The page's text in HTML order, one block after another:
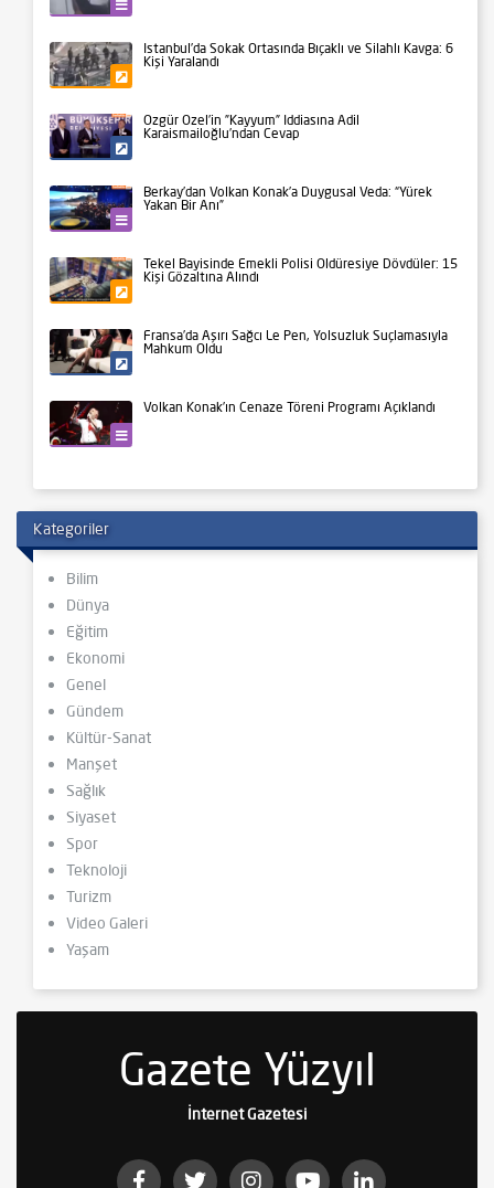
İstanbul’da Sokak Ortasında Bıçaklı ve Silahlı Kavga: 6
Kişi Yaralandı
Özgür Özel’in ”Kayyum” İddiasına Adil
Karaismailoğlu’ndan Cevap
Berkay’dan Volkan Konak’a Duygusal Veda: “Yürek
Yakan Bir Anı”
Tekel Bayisinde Emekli Polisi Öldüresiye Dövdüler: 15
Kişi Gözaltına Alındı
Fransa’da Aşırı Sağcı Le Pen, Yolsuzluk Suçlamasıyla
Mahkum Oldu
Volkan Konak’ın Cenaze Töreni Programı Açıklandı
Kategoriler
Bilim
Dünya
Eğitim
Ekonomi
Genel
Gündem
Kültür-Sanat
Manşet
Sağlık
Siyaset
Spor
Teknoloji
Turizm
Video Galeri
Yaşam
Gazete Yüzyıl
İnternet Gazetesi